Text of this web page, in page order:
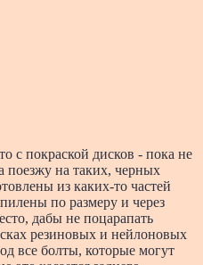
с покраской дисков - пока не
поезжу на таких, черных
из каких-то частей
по размеру и через
дабы не поцарапать
резиновых и нейлоновых
все болты, которые могут